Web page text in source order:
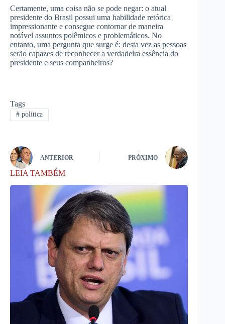
Certamente, uma coisa não se pode negar: o atual
presidente do Brasil possui uma habilidade retórica
impressionante e consegue contornar de maneira
notável assuntos polêmicos e problemáticos. No
entanto, uma pergunta que surge é: desta vez as pessoas
serão capazes de reconhecer a verdadeira essência do
presidente e seus companheiros?
Tags
#política
ANTERIOR PRÓXIMO
LEIA TAMBÉM